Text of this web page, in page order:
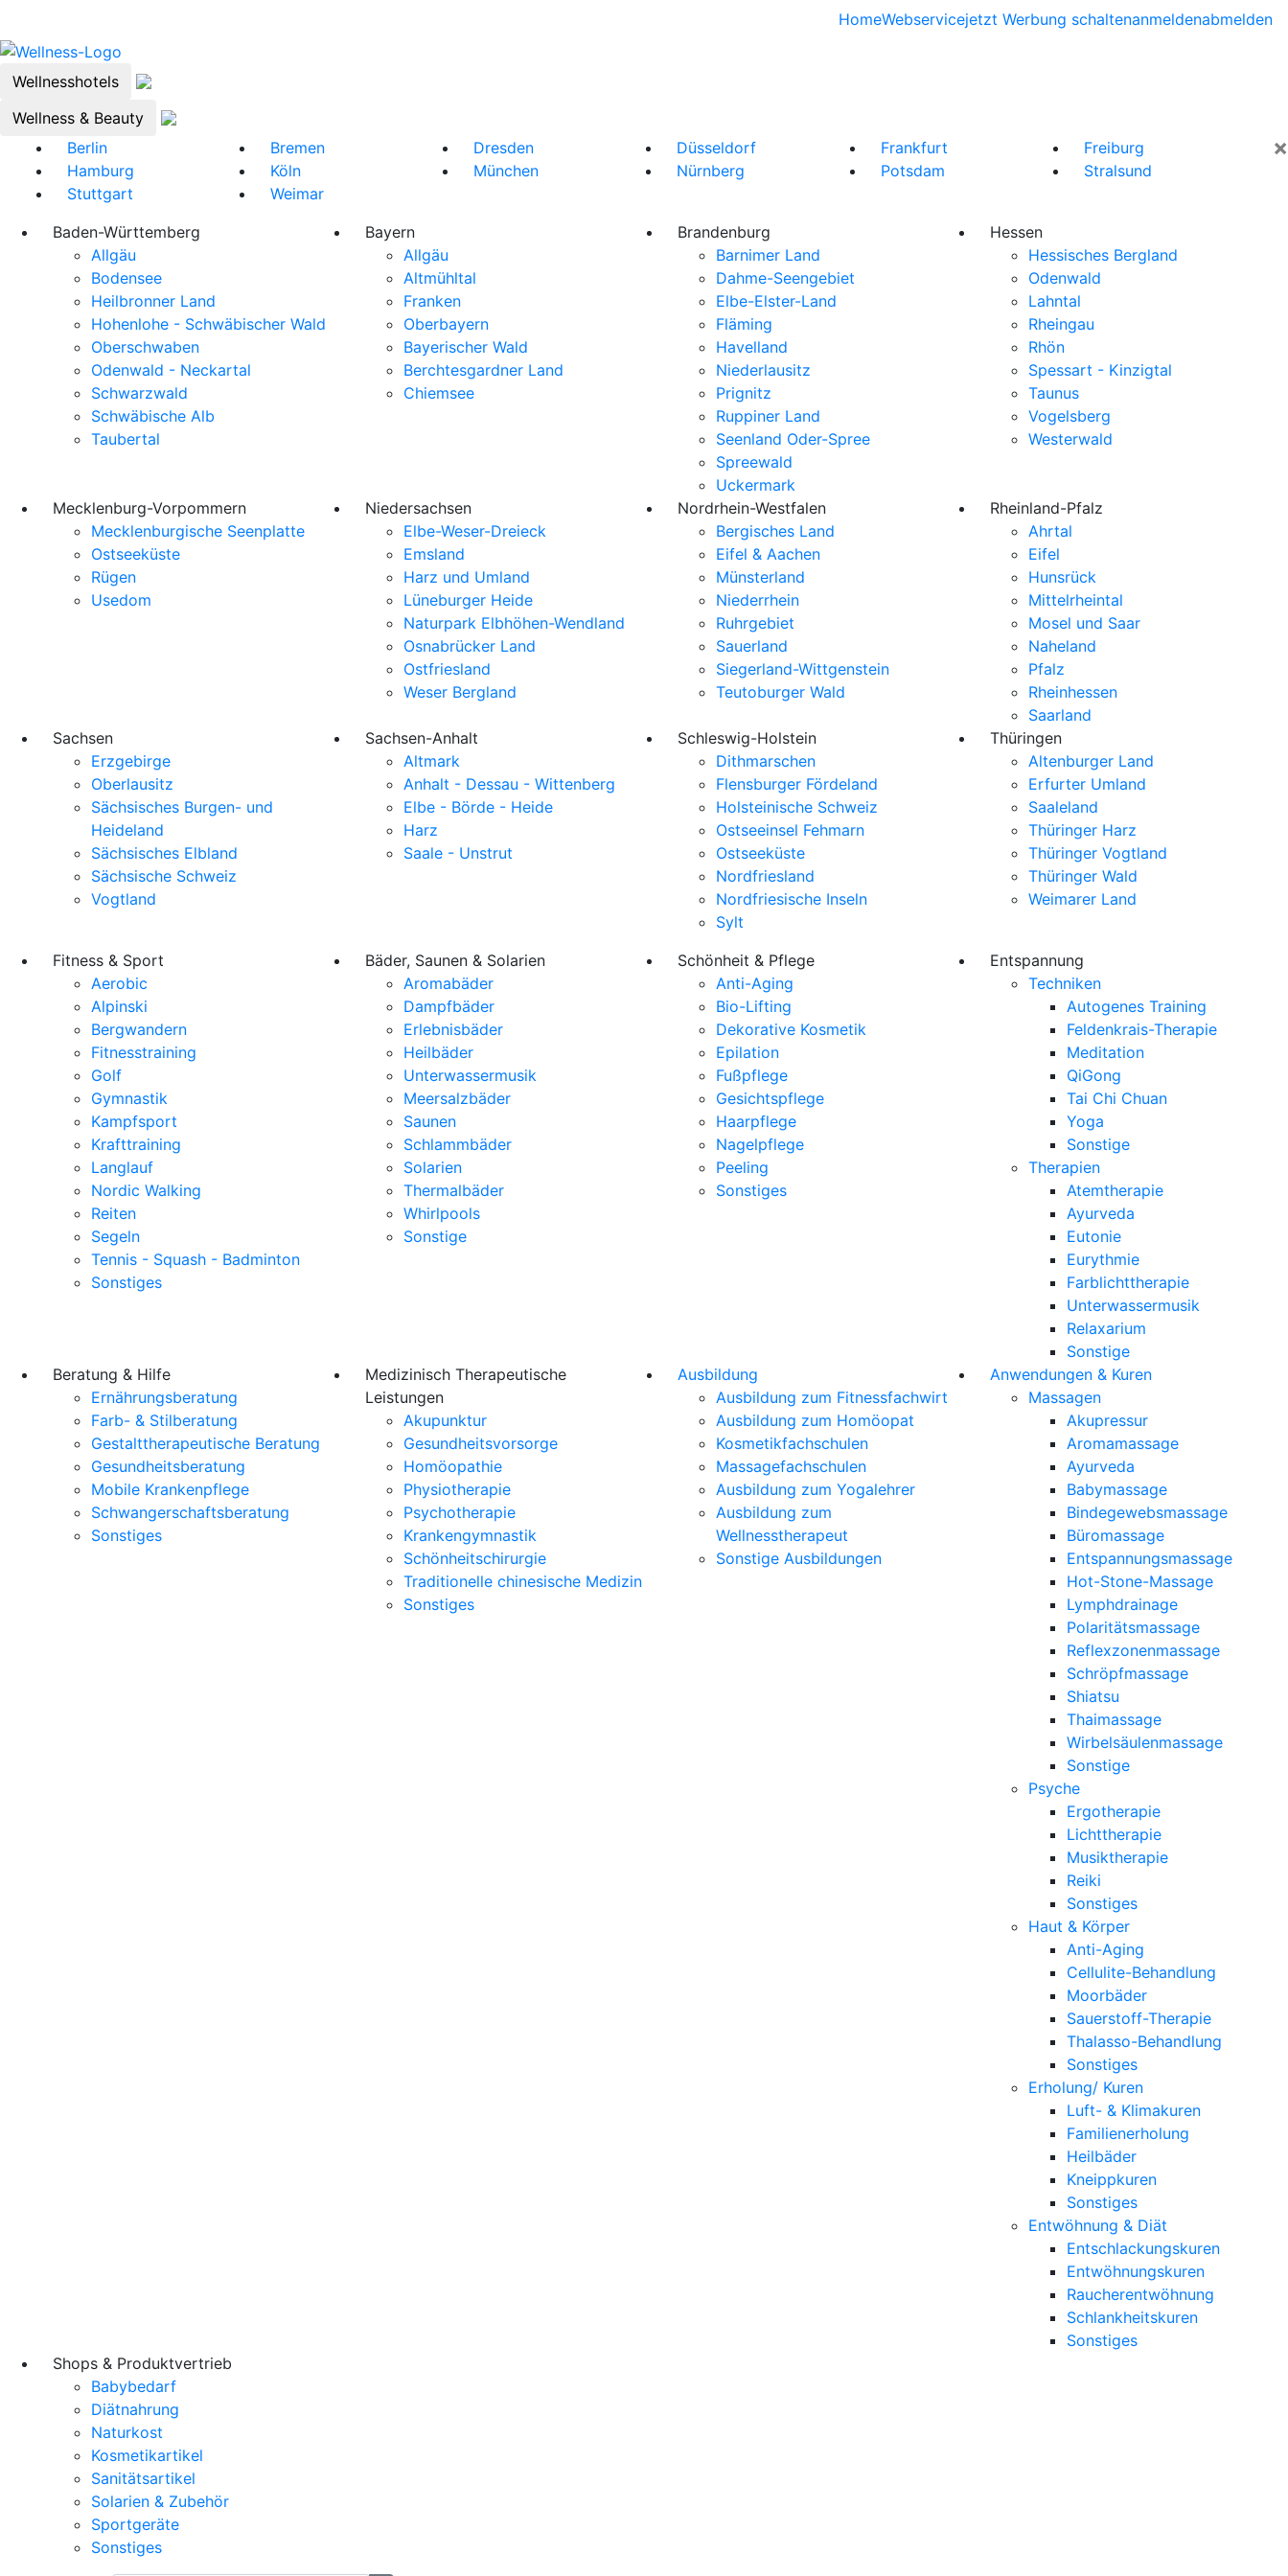
HomeWebservicejetzt Werbung schaltenanmeldenabmelden
Wellnesshotels
Wellness & Beauty
×
Berlin Bremen Dresden Düsseldorf Frankfurt
Freiburg
Hamburg
Köln München Nürnberg Potsdam
Stralsund
Stuttgart
Weimar
Baden-Württemberg
Allgäu
Bodensee
Heilbronner Land
Hohenlohe - Schwäbischer Wald
Oberschwaben
Odenwald - Neckartal
Schwarzwald
Schwäbische Alb
Taubertal
Bayern
Allgäu
Altmühltal
Franken
Oberbayern
Bayerischer Wald
Berchtesgardner Land
Chiemsee
Brandenburg
Barnimer Land
Dahme-Seengebiet
Elbe-Elster-Land
Fläming
Havelland
Niederlausitz
Prignitz
Ruppiner Land
Seenland Oder-Spree
Spreewald
Uckermark
Hessen
Hessisches Bergland
Odenwald
Lahntal
Rheingau
Rhön
Spessart - Kinzigtal
Taunus
Vogelsberg
Westerwald
Mecklenburg-Vorpommern
Mecklenburgische Seenplatte
Ostseeküste
Rügen
Usedom
Niedersachsen
Elbe-Weser-Dreieck
Emsland
Harz und Umland
Lüneburger Heide
Naturpark Elbhöhen-Wendland
Osnabrücker Land
Ostfriesland
Weser Bergland
Nordrhein-Westfalen
Bergisches Land
Eifel & Aachen
Münsterland
Niederrhein
Ruhrgebiet
Sauerland
Siegerland-Wittgenstein
Teutoburger Wald
Rheinland-Pfalz
Ahrtal
Eifel
Hunsrück
Mittelrheintal
Mosel und Saar
Naheland
Pfalz
Rheinhessen
Saarland
Sachsen
Erzgebirge
Oberlausitz
Sächsisches Burgen- und
Heideland
Sächsisches Elbland
Sächsische Schweiz
Vogtland
Sachsen-Anhalt
Altmark
Anhalt - Dessau - Wittenberg
Elbe - Börde - Heide
Harz
Saale - Unstrut
Schleswig-Holstein
Dithmarschen
Flensburger Fördeland
Holsteinische Schweiz
Ostseeinsel Fehmarn
Ostseeküste
Nordfriesland
Nordfriesische Inseln
Sylt
Thüringen
Altenburger Land
Erfurter Umland
Saaleland
Thüringer Harz
Thüringer Vogtland
Thüringer Wald
Weimarer Land
Fitness & Sport
Aerobic
Alpinski
Bergwandern
Fitnesstraining
Golf
Gymnastik
Kampfsport
Krafttraining
Langlauf
Nordic Walking
Reiten
Segeln
Tennis - Squash - Badminton
Sonstiges
Bäder, Saunen & Solarien
Aromabäder
Dampfbäder
Erlebnisbäder
Heilbäder
Unterwassermusik
Meersalzbäder
Saunen
Schlammbäder
Solarien
Thermalbäder
Whirlpools
Sonstige
Schönheit & Pflege
Anti-Aging
Bio-Lifting
Dekorative Kosmetik
Epilation
Fußpflege
Gesichtspflege
Haarpflege
Nagelpflege
Peeling
Sonstiges
Entspannung
Techniken
Autogenes Training
Feldenkrais-Therapie
Meditation
QiGong
Tai Chi Chuan
Yoga
Sonstige
Therapien
Atemtherapie
Ayurveda
Eutonie
Eurythmie
Farblichttherapie
Unterwassermusik
Relaxarium
Sonstige
Beratung & Hilfe
Ernährungsberatung
Farb- & Stilberatung
Gestalttherapeutische Beratung
Gesundheitsberatung
Mobile Krankenpflege
Schwangerschaftsberatung
Sonstiges
Medizinisch Therapeutische
Leistungen
Akupunktur
Gesundheitsvorsorge
Homöopathie
Physiotherapie
Psychotherapie
Krankengymnastik
Schönheitschirurgie
Traditionelle chinesische Medizin
Sonstiges
Ausbildung
Ausbildung zum Fitnessfachwirt
Ausbildung zum Homöopat
Kosmetikfachschulen
Massagefachschulen
Ausbildung zum Yogalehrer
Ausbildung zum
Wellnesstherapeut
Sonstige Ausbildungen
Anwendungen & Kuren
Massagen
Akupressur
Aromamassage
Ayurveda
Babymassage
Bindegewebsmassage
Büromassage
Entspannungsmassage
Hot-Stone-Massage
Lymphdrainage
Polaritätsmassage
Reflexzonenmassage
Schröpfmassage
Shiatsu
Thaimassage
Wirbelsäulenmassage
Sonstige
Psyche
Ergotherapie
Lichttherapie
Musiktherapie
Reiki
Sonstiges
Haut & Körper
Anti-Aging
Cellulite-Behandlung
Moorbäder
Sauerstoff-Therapie
Thalasso-Behandlung
Sonstiges
Erholung/ Kuren
Luft- & Klimakuren
Familienerholung
Heilbäder
Kneippkuren
Sonstiges
Entwöhnung & Diät
Entschlackungskuren
Entwöhnungskuren
Raucherentwöhnung
Schlankheitskuren
Sonstiges
Shops & Produktvertrieb
Babybedarf
Diätnahrung
Naturkost
Kosmetikartikel
Sanitätsartikel
Solarien & Zubehör
Sportgeräte
Sonstiges